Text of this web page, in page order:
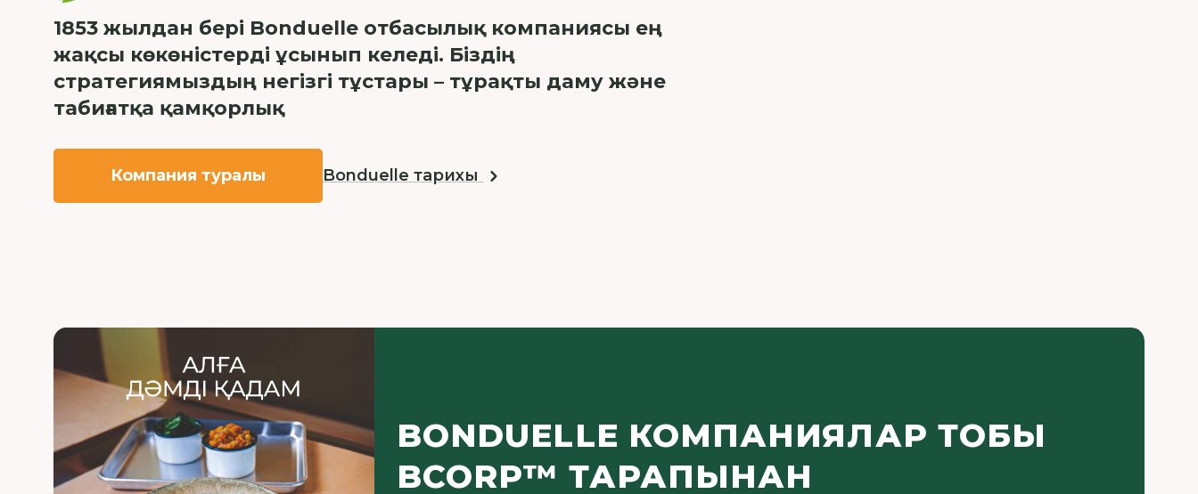
1853 жылдан бері Bonduelle отбасылық компаниясы ең
жақсы көкөністерді ұсынып келеді. Біздің
стратегиямыздың негізгі тұстары – тұрақты даму және
табиғатқа қамқорлық
Компания туралы Bonduelle тарихы
BONDUELLE КОМПАНИЯЛАР ТОБЫ
BCORP™ ТАРАПЫНАН